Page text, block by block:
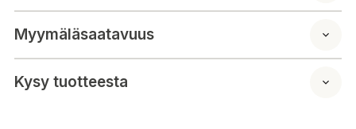
Myymäläsaatavuus
Kysy tuotteesta